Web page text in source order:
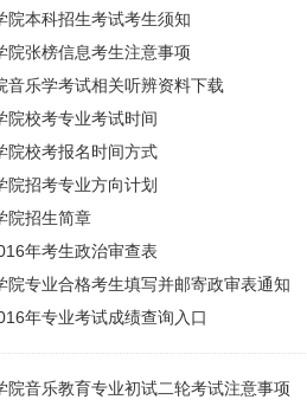
院本科招生考试考生须知
院张榜信息考生注意事项
音乐学考试相关听辨资料下载
院校考专业考试时间
院校考报名时间方式
院招考专业方向计划
院招生简章
年考生政治审查表
院专业合格考生填写并邮寄政审表通知
年专业考试成绩查询入口
院音乐教育专业初试二轮考试注意事项